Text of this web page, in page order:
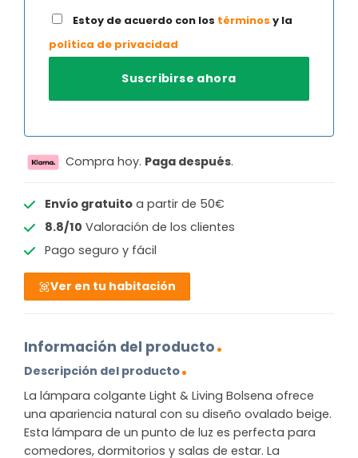
Estoy de acuerdo con los términos y la
política de privacidad
Compra hoy. Paga después.
Envío gratuitoa partir de 50€
8.8/10 Valoración de los clientes
Pago seguro y fácil
Ver en tu habitación
Información del producto
Descripción del producto
La lámpara colgante Light & Living Bolsena ofrece
una apariencia natural con su diseño ovalado beige.
Esta lámpara de un punto de luz es perfecta para
comedores, dormitorios y salas de estar. La